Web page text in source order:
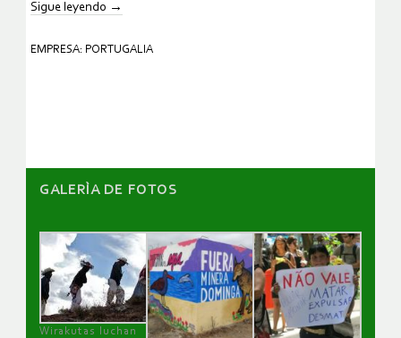
Sigue leyendo →
EMPRESA: PORTUGALIA
GALERÌA DE FOTOS
Wirakutas luchan